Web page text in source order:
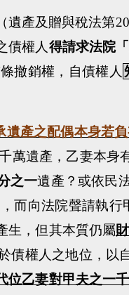
（遺產及贈與稅法第20
債權人 得請求法院
撤銷權，自債權人
產之配偶本身若
萬遺產，乙妻本身
之一遺產？或依民
，而向法院聲請執行
生，但其本質仍屬
債權人之地位，以
位乙妻對甲夫之一